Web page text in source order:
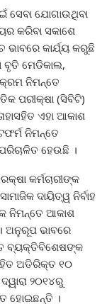
ସେବା ଯୋଗାଉଥିବା
କରିବା ସକାଶେ
ଭାବରେ କାର୍ଯ୍ୟ କରୁଛି
ମେଡିକାଲ,
ନିମନ୍ତେ
ପରୀକ୍ଷା (ସିବିଟି)
ଏହା ଆକାଶ
ନିମନ୍ତେ
ହେଉଛି ।
କର୍ମଚାରୀଙ୍କ
ଦାୟିତ୍ୱ ନିର୍ବାହ
ନିମନ୍ତେ ଆକାଶ
ଅନୁରୂପ ଭାବରେ
ବ୍ୟକ୍ତିବିଶେଷଙ୍କ
ଅତିରିକ୍ତ ୧୦
୨୦୧୪ରୁ
ହୋଇଛନ୍ତି ।